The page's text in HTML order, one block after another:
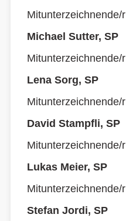
Mitunterzeichnende/r
Michael Sutter, SP
Mitunterzeichnende/r
Lena Sorg, SP
Mitunterzeichnende/r
David Stampfli, SP
Mitunterzeichnende/r
Lukas Meier, SP
Mitunterzeichnende/r
Stefan Jordi, SP